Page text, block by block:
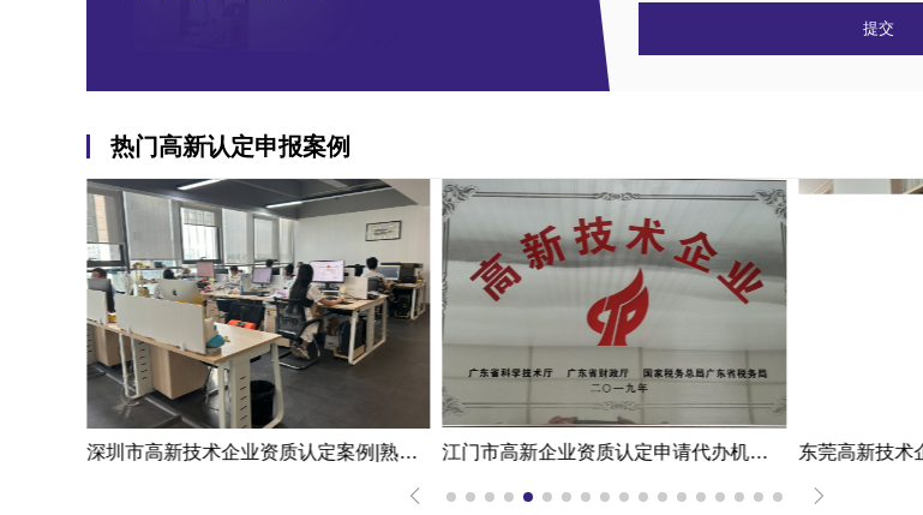
热门高新认定申报案例
深圳市高新技术企业资质认定案例|熟练掌握国家高新企业资质认定 江门市高新企业资质认定申请代办机构服务案例